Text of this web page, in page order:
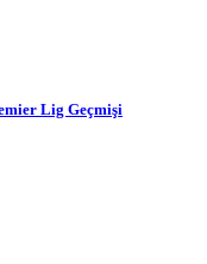
Lig Geçmişi